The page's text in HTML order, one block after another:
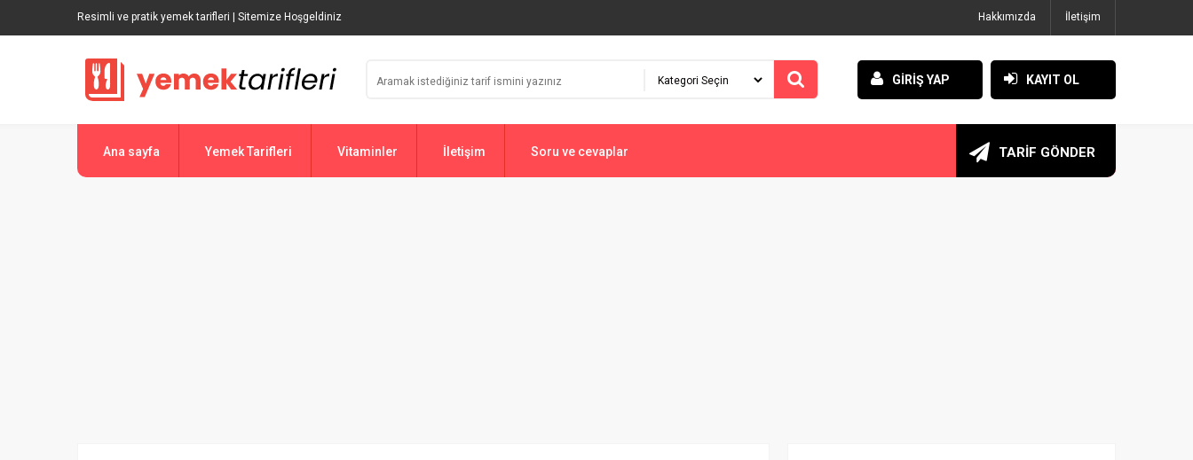
Resimli ve pratik yemek tarifleri | Sitemize Hoşgeldiniz Hakkımızda İletişim
GİRİŞ YAP KAYIT OL
Ana sayfa Yemek Tarifleri Vitaminler İletişim Soru ve cevaplar TARİF GÖNDER